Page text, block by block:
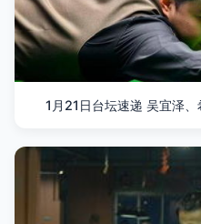
1月21日台坛速递 吴宜泽